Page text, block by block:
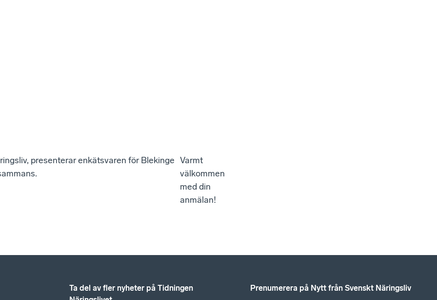
presenterar enkätsvaren för Blekinge Varmt
välkommen
med din
anmälan!
Ta del av fler nyheter på Tidningen
Prenumerera på Nytt från Svenskt Näringsliv